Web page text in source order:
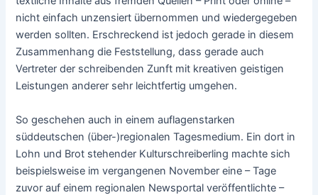
nicht einfach unzensiert übernommen und wiedergegeben
werden sollten. Erschreckend ist jedoch gerade in diesem
Zusammenhang die Feststellung, dass gerade auch
Vertreter der schreibenden Zunft mit kreativen geistigen
Leistungen anderer sehr leichtfertig umgehen.
So geschehen auch in einem auflagenstarken
süddeutschen (über-)regionalen Tagesmedium. Ein dort in
Lohn und Brot stehender Kulturschreiberling machte sich
beispielsweise im vergangenen November eine – Tage
zuvor auf einem regionalen Newsportal veröffentlichte –